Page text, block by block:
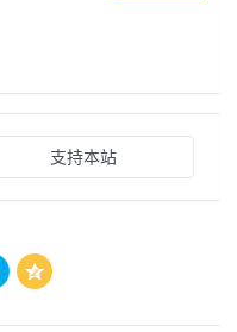
支持本站
